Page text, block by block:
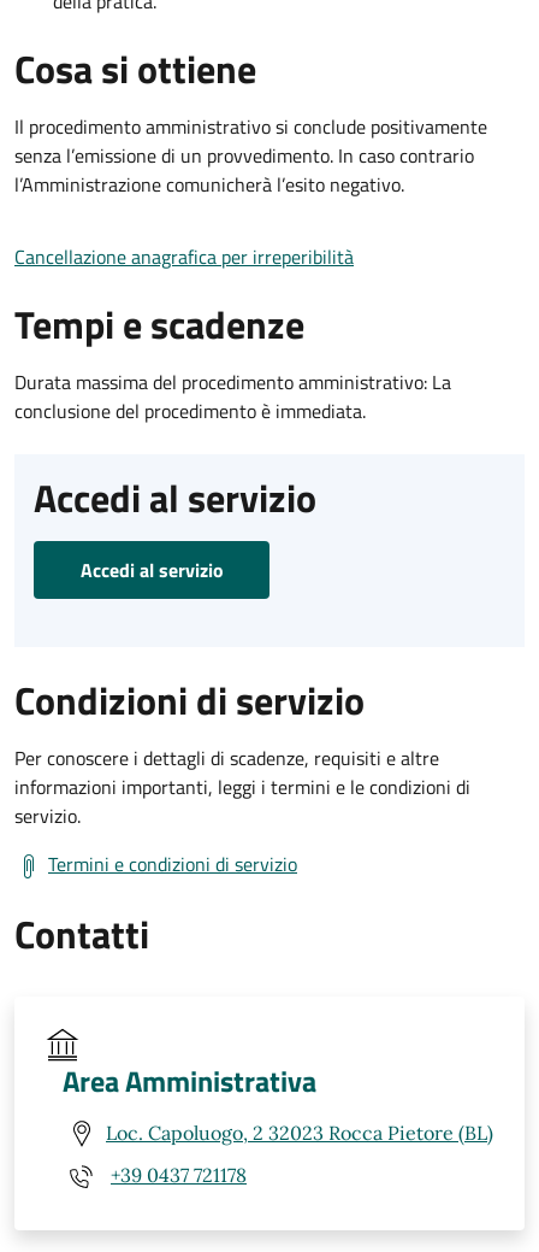
Cosa si ottiene
Il procedimento amministrativo si conclude positivamente
senza l’emissione di un provvedimento. In caso contrario
l’Amministrazione comunicherà l’esito negativo.
Cancellazione anagrafica per irreperibilità
Tempi e scadenze
Durata massima del procedimento amministrativo: La
conclusione del procedimento è immediata.
Accedi al servizio
Accedi al servizio
Condizioni di servizio
Per conoscere i dettagli di scadenze, requisiti e altre
informazioni importanti, leggi i termini e le condizioni di
servizio.
Termini e condizioni di servizio
Contatti
Area Amministrativa
Loc. Capoluogo, 2 32023 Rocca Pietore (BL)
+39 0437 721178